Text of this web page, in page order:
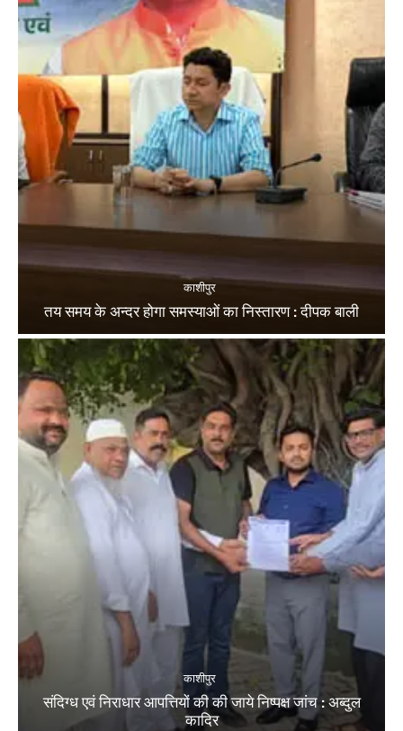
काशीपुर
तय समय के अन्दर होगा समस्याओं का निस्तारण : दीपक बाली
काशीपुर
संदिग्ध एवं निराधार आपत्तियों की की जाये निष्पक्ष जांच : अब्दुल
कादिर